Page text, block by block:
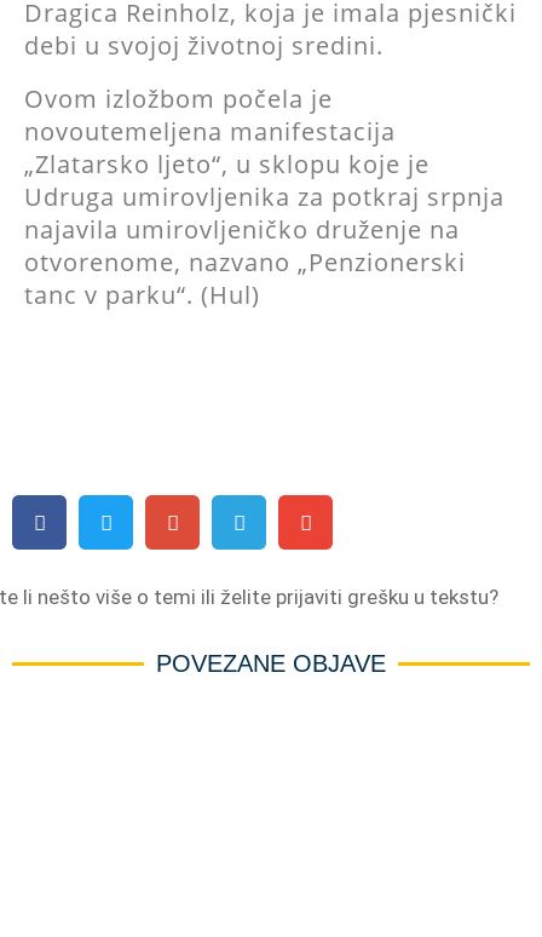
Dragica Reinholz, koja je imala pjesnički
debi u svojoj životnoj sredini.
Ovom izložbom počela je
novoutemeljena manifestacija
„Zlatarsko ljeto“, u sklopu koje je
Udruga umirovljenika za potkraj srpnja
najavila umirovljeničko druženje na
otvorenome, nazvano „Penzionerski
tanc v parku“. (Hul)
li nešto više o temi ili želite prijaviti grešku u tekstu?
POVEZANE OBJAVE